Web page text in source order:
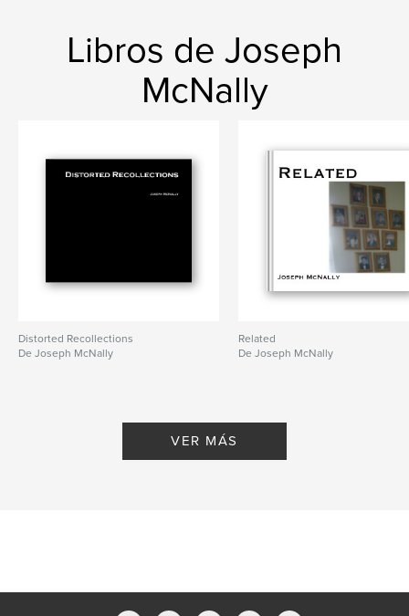
Libros de Joseph
McNally
Distorted Recollections
De Joseph McNally
Related
De Joseph McNally
VER MÁS